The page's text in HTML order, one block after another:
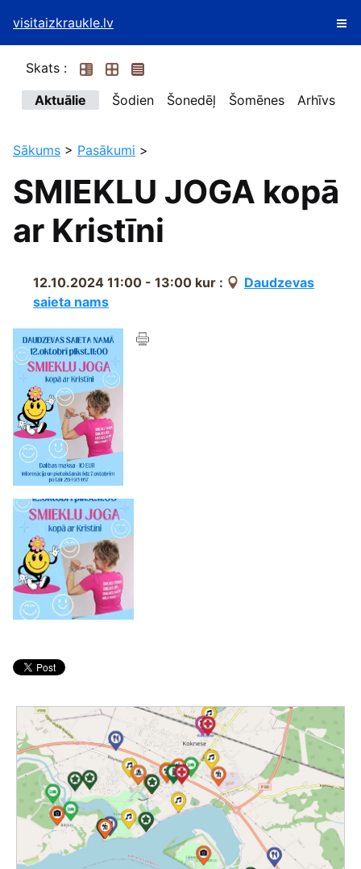
visitaizkraukle.lv
Skats :
Aktuālie
Šodien Šonedēļ Šomēnes Arhīvs
Sākums > Pasākumi >
SMIEKLU JOGA kopā
ar Kristīni
12.10.2024 11:00 - 13:00 kur :
Daudzevas
saieta nams